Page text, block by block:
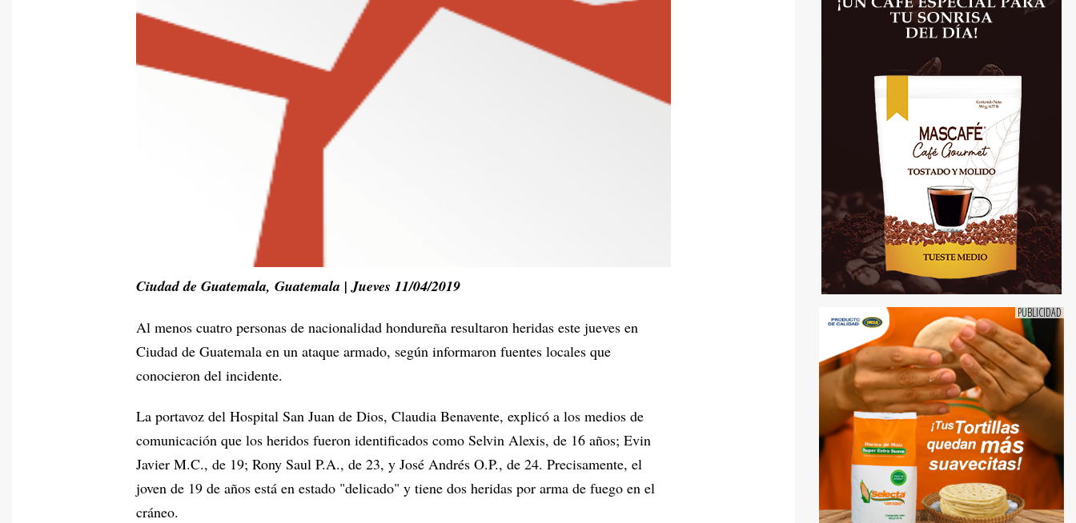
Ciudad de Guatemala, Guatemala | Jueves 11/04/2019
Al menos cuatro personas de nacionalidad hondureña resultaron heridas este jueves en
Ciudad de Guatemala en un ataque armado, según informaron fuentes locales que
conocieron del incidente.
La portavoz del Hospital San Juan de Dios, Claudia Benavente, explicó a los medios de
comunicación que los heridos fueron identificados como Selvin Alexis, de 16 años; Evin
Javier M.C., de 19; Rony Saul P.A., de 23, y José Andrés O.P., de 24. Precisamente, el
joven de 19 de años está en estado "delicado" y tiene dos heridas por arma de fuego en el
cráneo.